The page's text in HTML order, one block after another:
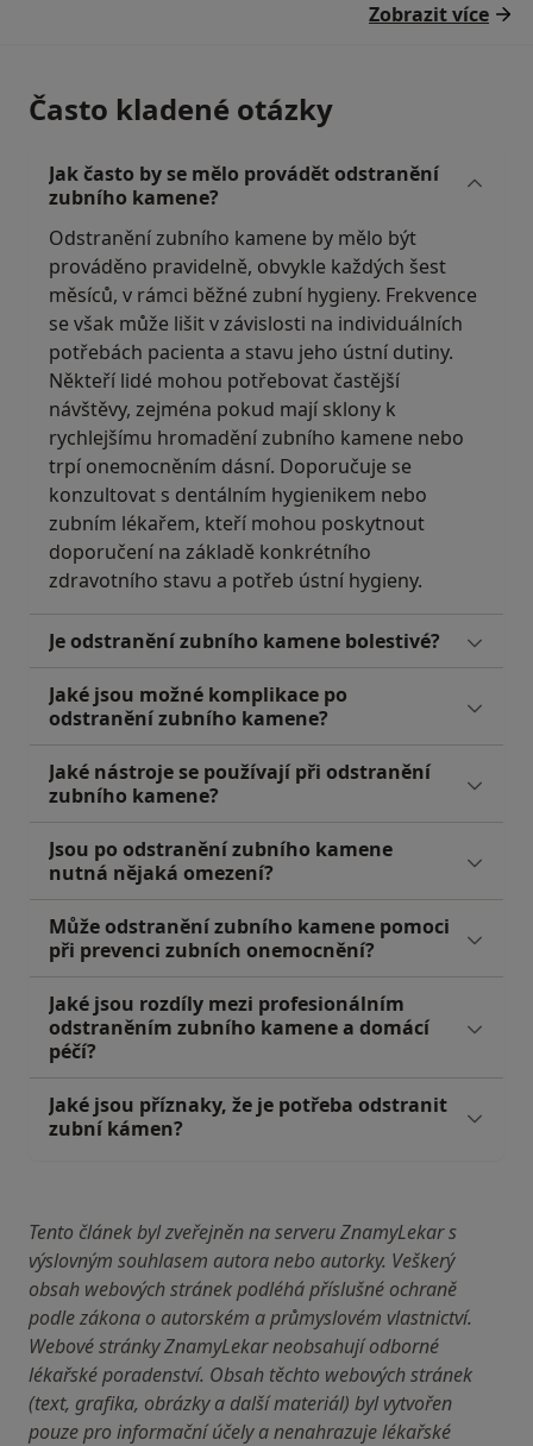
Zobrazit více
Často kladené otázky
Jak často by se mělo provádět odstranění
zubního kamene?
Odstranění zubního kamene by mělo být
prováděno pravidelně, obvykle každých šest
měsíců, v rámci běžné zubní hygieny. Frekvence
se však může lišit v závislosti na individuálních
potřebách pacienta a stavu jeho ústní dutiny.
Někteří lidé mohou potřebovat častější
návštěvy, zejména pokud mají sklony k
rychlejšímu hromadění zubního kamene nebo
trpí onemocněním dásní. Doporučuje se
konzultovat s dentálním hygienikem nebo
zubním lékařem, kteří mohou poskytnout
doporučení na základě konkrétního
zdravotního stavu a potřeb ústní hygieny.
Je odstranění zubního kamene bolestivé?
Jaké jsou možné komplikace po
odstranění zubního kamene?
Jaké nástroje se používají při odstranění
zubního kamene?
Jsou po odstranění zubního kamene
nutná nějaká omezení?
Může odstranění zubního kamene pomoci
při prevenci zubních onemocnění?
Jaké jsou rozdíly mezi profesionálním
odstraněním zubního kamene a domácí
péčí?
Jaké jsou příznaky, že je potřeba odstranit
zubní kámen?
Tento článek byl zveřejněn na serveru ZnamyLekar s
výslovným souhlasem autora nebo autorky. Veškerý
obsah webových stránek podléhá příslušné ochraně
podle zákona o autorském a průmyslovém vlastnictví.
Webové stránky ZnamyLekar neobsahují odborné
lékařské poradenství. Obsah těchto webových stránek
(text, grafika, obrázky a další materiál) byl vytvořen
pouze pro informační účely a nenahrazuje lékařské